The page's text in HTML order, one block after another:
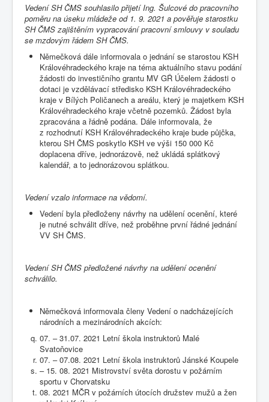
Vedení SH ČMS souhlasilo přijetí Ing. Šulcové do pracovního
poměru na úseku mládeže od 1. 9. 2021 a pověřuje starostku
SH ČMS zajištěním vypracování pracovní smlouvy v souladu
se mzdovým řádem SH ČMS.
Němečková dále informovala o jednání se starostou KSH
Královéhradeckého kraje na téma aktuálního stavu podání
žádosti do investičního grantu MV GŘ Účelem žádosti o
dotaci je vzdělávací středisko KSH Královéhradeckého
kraje v Bílých Poličanech a areálu, který je majetkem KSH
Královéhradeckého kraje včetně pozemků. Žádost byla
zpracována a řádně podána. Dále informovala, že
z rozhodnutí KSH Královéhradeckého kraje bude půjčka,
kterou SH ČMS poskytlo KSH ve výši 150 000 Kč
doplacena dříve, jednorázově, než ukládá splátkový
kalendář, a to jednorázovou splátkou.
Vedení vzalo informace na vědomí.
Vedení byla předloženy návrhy na udělení ocenění, které
je nutné schválit dříve, než proběhne první řádné jednání
VV SH ČMS.
Vedení SH ČMS předložené návrhy na udělení ocenění
schválilo.
Němečková informovala členy Vedení o nadcházejících
národních a mezinárodních akcích:
07. – 31.07. 2021 Letní škola instruktorů Malé
Svatoňovice
07. – 07.08. 2021 Letní škola instruktorů Jánské Koupele
– 15. 08. 2021 Mistrovství světa dorostu v požárním
sportu v Chorvatsku
08. 2021 MČR v požárních útocích družstev mužů a žen